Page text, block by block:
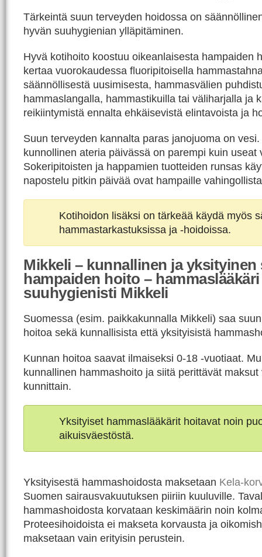
Tärkeintä suun terveyden hoidossa on
hyvän suuhygienian ylläpitäminen.
Hyvä kotihoito koostuu oikeanlaisesta hampaiden
kertaa vuorokaudessa fluoripitoisella
säännöllisestä uusimisesta, hammasvälien
hammaslangalla, hammastikuilla tai väliharjalla ja
reikiintymistä ennalta ehkäisevistä elintavoista ja
Suun terveyden kannalta paras janojuoma on
kunnollinen ateria päivässä on parempi kuin useat
Sokeripitoisten ja happamien tuotteiden runsas
napostelu pitkin päivää ovat hampaille
Kotihoidon lisäksi on tärkeää käydä myös
hammastarkastuksissa ja -hoidoissa.
Mikkeli – kunnallinen ja yksityinen
hampaiden hoito –
suuhygienisti Mikkeli
Suomessa (esim. paikkakunnalla Mikkeli) saa
hoitoa sekä kunnallisista että yksityisistä
Kunnan hoitoa saavat ilmaiseksi 0-18 -vuotiaat.
kunnallinen hammashoito ja siitä perittävät maksut
kunnittain.
Yksityiset hammaslääkärit hoitavat noin
aikuisväestöstä.
Yksityisestä hammashoidosta maksetaan Kela-
Suomen sairausvakuutuksen piiriin kuuluville.
hammashoidosta korvataan keskimäärin noin
Proteesihoidoista ei makseta korvausta ja
maksetaan vain erityisin perustein.